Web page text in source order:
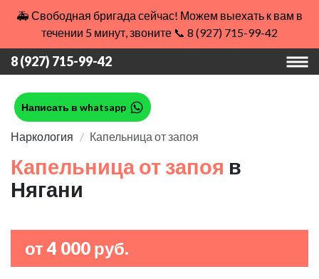
🚑 Свободная бригада сейчас! Можем выехать к вам в
течении 5 минут, звоните 📞 8 (927) 715-99-42
8 (927) 715-99-42
Написать в whatsapp
Наркология Капельница от запоя
Капельница от запоя в
Нягани
от 4 000 руб.